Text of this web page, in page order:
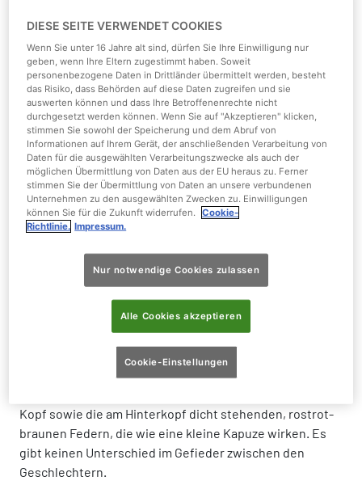
Kontinent:Südamerika
Lebensraum:Tropische Regenwälder
Nahrung: Früchte, Beeren, Insekten
Gewicht:270 - 400 g
Größe:33 - 36 cm
Der Kapuzinerkotinga - die "Kuh" des
Regenwaldes
Charakteristisch bei dieser Art sind der unbefiederte,
Kopf sowie die am Hinterkopf dicht stehenden, rostrot-
braunen Federn, die wie eine kleine Kapuze wirken. Es
gibt keinen Unterschied im Gefieder zwischen den
Geschlechtern.
DIESE SEITE VERWENDET COOKIES
Wenn Sie unter 16 Jahre alt sind, dürfen Sie Ihre Einwilligung nur
geben, wenn Ihre Eltern zugestimmt haben. Soweit
personenbezogene Daten in Drittländer übermittelt werden, besteht
das Risiko, dass Behörden auf diese Daten zugreifen und sie
auswerten können und dass Ihre Betroffenenrechte nicht
durchgesetzt werden können. Wenn Sie auf "Akzeptieren" klicken,
stimmen Sie sowohl der Speicherung und dem Abruf von
Informationen auf Ihrem Gerät, der anschließenden Verarbeitung von
Daten für die ausgewählten Verarbeitungszwecke als auch der
möglichen Übermittlung von Daten aus der EU heraus zu. Ferner
stimmen Sie der Übermittlung von Daten an unsere verbundenen
Unternehmen zu den ausgewählten Zwecken zu. Einwilligungen
können Sie für die Zukunft widerrufen.
Cookie-
Richtlinie. Impressum.
Nur notwendige Cookies zulassen
Alle Cookies akzeptieren
Cookie-Einstellungen